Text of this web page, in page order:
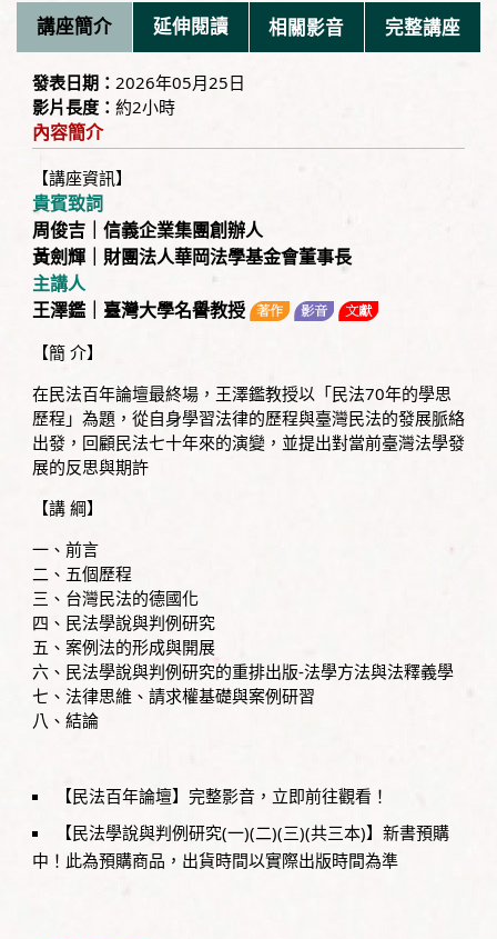
講座簡介 延伸閱讀 相關影音 完整講座
發表日期： 2026年05月25日
影片長度： 約2小時
內容簡介
【講座資訊】
貴賓致詞
周俊吉｜信義企業集團創辦人
黃劍輝｜財團法人華岡法學基金會董事長
主講人
王澤鑑｜臺灣大學名譽教授
【簡 介】
在民法百年論壇最終場，王澤鑑教授以「民法70年的學思
歷程」為題，從自身學習法律的歷程與臺灣民法的發展脈絡
出發，回顧民法七十年來的演變，並提出對當前臺灣法學發
展的反思與期許
【講 綱】
一、前言
二、五個歷程
三、台灣民法的德國化
四、民法學說與判例研究
五、案例法的形成與開展
六、民法學說與判例研究的重排出版-法學方法與法釋義學
七、法律思維、請求權基礎與案例研習
八、結論
【民法百年論壇】完整影音，立即前往觀看！
【民法學說與判例研究(一)(二)(三)(共三本)】新書預購
中！此為預購商品，出貨時間以實際出版時間為準